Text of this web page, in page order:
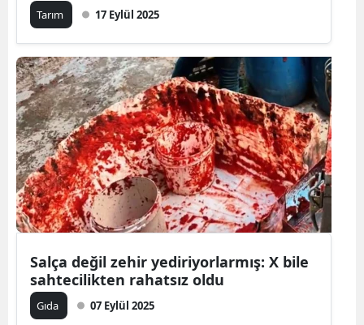
Tarım 17 Eylül 2025
Salça değil zehir yediriyorlarmış: X bile
sahtecilikten rahatsız oldu
Gıda 07 Eylül 2025